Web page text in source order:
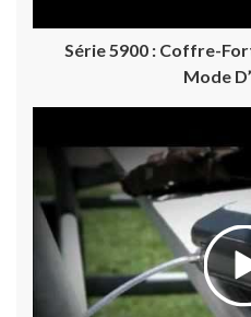
Série 5900 : Coffre-
Mode